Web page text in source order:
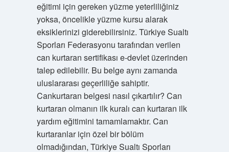
eğitimi için gereken yüzme yeterliliğiniz
yoksa, öncelikle yüzme kursu alarak
eksiklerinizi giderebilirsiniz. Türkiye Sualtı
Sporları Federasyonu tarafından verilen
can kurtaran sertifikası e-devlet üzerinden
talep edilebilir. Bu belge aynı zamanda
uluslararası geçerliliğe sahiptir.
Cankurtaran belgesi nasıl çıkartılır? Can
kurtaran olmanın ilk kuralı can kurtaran ilk
yardım eğitimini tamamlamaktır. Can
kurtaranlar için özel bir bölüm
olmadığından, Türkiye Sualtı Sporları